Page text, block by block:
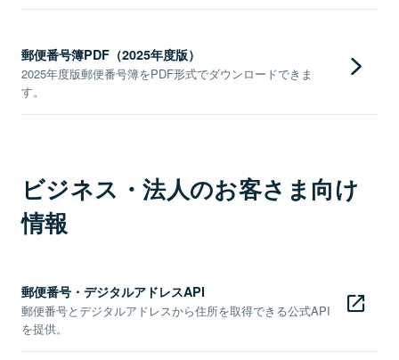
郵便番号簿PDF（2025年度版）
2025年度版郵便番号簿をPDF形式でダウンロードできま
す。
ビジネス・法人のお客さま向け
情報
郵便番号・デジタルアドレスAPI
郵便番号とデジタルアドレスから住所を取得できる公式API
を提供。